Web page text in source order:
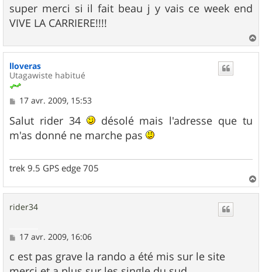
s
s
a
e
super merci si il fait beau j y vais ce week end
VIVE LA CARRIERE!!!!
a
lloveras
Utagawiste habitué
M
s
s
a
17 avr. 2009, 15:53
Salut rider 34
désolé mais l'adresse que tu
m'as donné ne marche pas
trek 9.5 GPS edge 705
a
rider34
M
s
s
17 avr. 2009, 16:06
c est pas grave la rando a été mis sur le site